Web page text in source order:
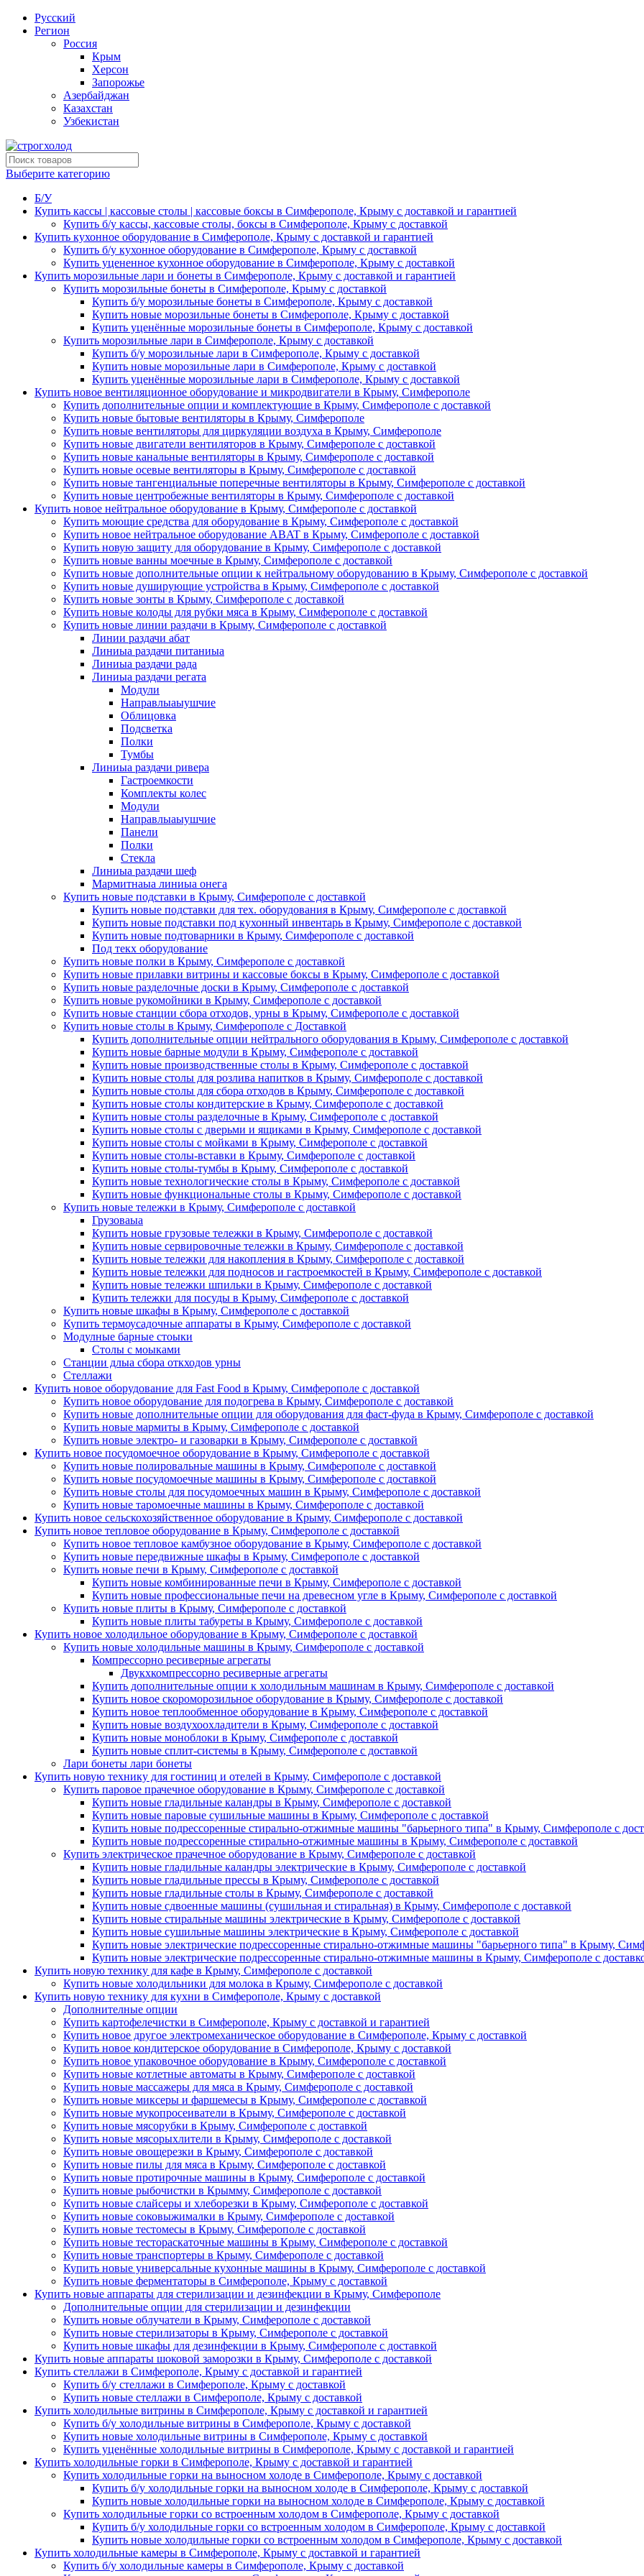
Русский
Регион
Россия
Крым
Херсон
Запорожье
Азербайджан
Казахстан
Узбекистан
Выберите категорию
Б/У
Купить кассы | кассовые столы | кассовые боксы в Симферополе, Крыму с доставкой и гарантией
Купить б/у кассы, кассовые столы, боксы в Симферополе, Крыму с доставкой
Купить кухонное оборудование в Симферополе, Крыму с доставкой и гарантией
Купить б/у кухонное оборудование в Симферополе, Крыму с доставкой
Купить уцененное кухонное оборудование в Симферополе, Крыму с доставкой
Купить морозильные лари и бонеты в Симферополе, Крыму с доставкой и гарантией
Купить морозильные бонеты в Симферополе, Крыму с доставкой
Купить б/у морозильные бонеты в Симферополе, Крыму с доставкой
Купить новые морозильные бонеты в Симферополе, Крыму с доставкой
Купить уценённые морозильные бонеты в Симферополе, Крыму с доставкой
Купить морозильные лари в Симферополе, Крыму с доставкой
Купить б/у морозильные лари в Симферополе, Крыму с доставкой
Купить новые морозильные лари в Симферополе, Крыму с доставкой
Купить уценённые морозильные лари в Симферополе, Крыму с доставкой
Купить новое вентиляционное оборудование и микродвигатели в Крыму, Симферополе
Купить дополнительные опции и комплектующие в Крыму, Симферополе с доставкой
Купить новые бытовые вентиляторы в Крыму, Симферополе
Купить новые вентиляторы для циркуляции воздуха в Крыму, Симферополе
Купить новые двигатели вентиляторов в Крыму, Симферополе с доставкой
Купить новые канальные вентиляторы в Крыму, Симферополе с доставкой
Купить новые осевые вентиляторы в Крыму, Симферополе с доставкой
Купить новые тангенциальные поперечные вентиляторы в Крыму, Симферополе с доставкой
Купить новые центробежные вентиляторы в Крыму, Симферополе с доставкой
Купить новое нейтральное оборудование в Крыму, Симферополе с доставкой
Купить моющие средства для оборудование в Крыму, Симферополе с доставкой
Купить новое нейтральное оборудование ABAT в Крыму, Симферополе с доставкой
Купить новую защиту для оборудование в Крыму, Симферополе с доставкой
Купить новые ванны моечные в Крыму, Симферополе с доставкой
Купить новые дополнительные опции к нейтральному оборудованию в Крыму, Симферополе с доставкой
Купить новые душирующие устройства в Крыму, Симферополе с доставкой
Купить новые зонты в Крыму, Симферополе с доставкой
Купить новые колоды для рубки мяса в Крыму, Симферополе с доставкой
Купить новые линии раздачи в Крыму, Симферополе с доставкой
Линии раздачи абат
Линиыа раздачи питаниыа
Линиыа раздачи рада
Линиыа раздачи регата
Модули
Направлыаыушчие
Облицовка
Подсветка
Полки
Тумбы
Линиыа раздачи ривера
Гастроемкости
Комплекты колес
Модули
Направлыаыушчие
Панели
Полки
Стекла
Линиыа раздачи шеф
Мармитнаыа линиыа онега
Купить новые подставки в Крыму, Симферополе с доставкой
Купить новые подставки для тех. оборудования в Крыму, Симферополе с доставкой
Купить новые подставки под кухонный инвентарь в Крыму, Симферополе с доставкой
Купить новые подтоварники в Крыму, Симферополе с доставкой
Под текх оборудование
Купить новые полки в Крыму, Симферополе с доставкой
Купить новые прилавки витрины и кассовые боксы в Крыму, Симферополе с доставкой
Купить новые разделочные доски в Крыму, Симферополе с доставкой
Купить новые рукомойники в Крыму, Симферополе с доставкой
Купить новые станции сбора отходов, урны в Крыму, Симферополе с доставкой
Купить новые столы в Крыму, Симферополе с Доставкой
Купить дополнительные опции нейтрального оборудования в Крыму, Симферополе с доставкой
Купить новые барные модули в Крыму, Симферополе с доставкой
Купить новые производственные столы в Крыму, Симферополе с доставкой
Купить новые столы для розлива напитков в Крыму, Симферополе с доставкой
Купить новые столы для сбора отходов в Крыму, Симферополе с доставкой
Купить новые столы кондитерские в Крыму, Симферополе с доставкой
Купить новые столы разделочные в Крыму, Симферополе с доставкой
Купить новые столы с дверьми и ящиками в Крыму, Симферополе с доставкой
Купить новые столы с мойками в Крыму, Симферополе с доставкой
Купить новые столы-вставки в Крыму, Симферополе с доставкой
Купить новые столы-тумбы в Крыму, Симферополе с доставкой
Купить новые технологические столы в Крыму, Симферополе с доставкой
Купить новые функциональные столы в Крыму, Симферополе с доставкой
Купить новые тележки в Крыму, Симферополе с доставкой
Грузоваыа
Купить новые грузовые тележки в Крыму, Симферополе с доставкой
Купить новые сервировочные тележки в Крыму, Симферополе с доставкой
Купить новые тележки для накопления в Крыму, Симферополе с доставкой
Купить новые тележки для подносов и гастроемкостей в Крыму, Симферополе с доставкой
Купить новые тележки шпильки в Крыму, Симферополе с доставкой
Купить тележки для посуды в Крыму, Симферополе с доставкой
Купить новые шкафы в Крыму, Симферополе с доставкой
Купить термоусадочные аппараты в Крыму, Симферополе с доставкой
Модулные барные стоыки
Столы с моыками
Станции длыа сбора откходов урны
Стеллажи
Купить новое оборудование для Fast Food в Крыму, Симферополе с доставкой
Купить новое оборудование для подогрева в Крыму, Симферополе с доставкой
Купить новые дополнительные опции для оборудования для фаст-фуда в Крыму, Симферополе с доставкой
Купить новые мармиты в Крыму, Симферополе с доставкой
Купить новые электро- и газоварки в Крыму, Симферополе с доставкой
Купить новое посудомоечное оборудование в Крыму, Симферополе с доставкой
Купить новые полировальные машины в Крыму, Симферополе с доставкой
Купить новые посудомоечные машины в Крыму, Симферополе с доставкой
Купить новые столы для посудомоечных машин в Крыму, Симферополе с доставкой
Купить новые таромоечные машины в Крыму, Симферополе с доставкой
Купить новое сельскохозяйственное оборудование в Крыму, Симферополе с доставкой
Купить новое тепловое оборудование в Крыму, Симферополе с доставкой
Купить новое тепловое камбузное оборудование в Крыму, Симферополе с доставкой
Купить новые передвижные шкафы в Крыму, Симферополе с доставкой
Купить новые печи в Крыму, Симферополе с доставкой
Купить новые комбинированные печи в Крыму, Симферополе с доставкой
Купить новые профессиональные печи на древесном угле в Крыму, Симферополе с доставкой
Купить новые плиты в Крыму, Симферополе с доставкой
Купить новые плиты табуреты в Крыму, Симферополе с доставкой
Купить новое холодильное оборудование в Крыму, Симферополе с доставкой
Купить новые холодильные машины в Крыму, Симферополе с доставкой
Компрессорно ресиверные агрегаты
Двукхкомпрессорно ресиверные агрегаты
Купить дополнительные опции к холодильным машинам в Крыму, Симферополе с доставкой
Купить новое скороморозильное оборудование в Крыму, Симферополе с доставкой
Купить новое теплообменное оборудование в Крыму, Симферополе с доставкой
Купить новые воздухоохладители в Крыму, Симферополе с доставкой
Купить новые моноблоки в Крыму, Симферополе с доставкой
Купить новые сплит-системы в Крыму, Симферополе с доставкой
Лари бонеты лари бонеты
Купить новую технику для гостиниц и отелей в Крыму, Симферополе с доставкой
Купить паровое прачечное оборудование в Крыму, Симферополе с доставкой
Купить новые гладильные каландры в Крыму, Симферополе с доставкой
Купить новые паровые сушильные машины в Крыму, Симферополе с доставкой
Купить новые подрессоренные стирально-отжимные машины "барьерного типа" в Крыму, Симферополе с
Купить новые подрессоренные стирально-отжимные машины в Крыму, Симферополе с доставкой
Купить электрическое прачечное оборудование в Крыму, Симферополе с доставкой
Купить новые гладильные каландры электрические в Крыму, Симферополе с доставкой
Купить новые гладильные прессы в Крыму, Симферополе с доставкой
Купить новые гладильные столы в Крыму, Симферополе с доставкой
Купить новые сдвоенные машины (сушильная и стиральная) в Крыму, Симферополе с доставкой
Купить новые стиральные машины электрические в Крыму, Симферополе с доставкой
Купить новые сушильные машины электрические в Крыму, Симферополе с доставкой
Купить новые электрические подрессоренные стирально-отжимные машины "барьерного типа" в Крыму,
Купить новые электрические подрессоренные стирально-отжимные машины в Крыму, Симферополе с
Купить новую технику для кафе в Крыму, Симферополе с доставкой
Купить новые холодильники для молока в Крыму, Симферополе с доставкой
Купить новую технику для кухни в Симферополе, Крыму с доставкой
Дополнителные опции
Купить картофелечистки в Симферополе, Крыму с доставкой и гарантией
Купить новое другое электромеханическое оборудование в Симферополе, Крыму с доставкой
Купить новое кондитерское оборудование в Симферополе, Крыму с доставкой
Купить новое упаковочное оборудование в Крыму, Симферополе с доставкой
Купить новые котлетные автоматы в Крыму, Симферополе с доставкой
Купить новые массажеры для мяса в Крыму, Симферополе с доставкой
Купить новые миксеры и фаршемесы в Крыму, Симферополе с доставкой
Купить новые мукопросеиватели в Крыму, Симферополе с доставкой
Купить новые мясорубки в Крыму, Симферополе с доставкой
Купить новые мясорыхлители в Крыму, Симферополе с доставкой
Купить новые овощерезки в Крыму, Симферополе с доставкой
Купить новые пилы для мяса в Крыму, Симферополе с доставкой
Купить новые протирочные машины в Крыму, Симферополе с доставкой
Купить новые рыбочистки в Крымму, Симферополе с доставкой
Купить новые слайсеры и хлеборезки в Крыму, Симферополе с доставкой
Купить новые соковыжималки в Крыму, Симферополе с доставкой
Купить новые тестомесы в Крыму, Симферополе с доставкой
Купить новые тестораскаточные машины в Крыму, Симферополе с доставкой
Купить новые транспортеры в Крыму, Симферополе с доставкой
Купить новые универсальные кухонные машины в Крыму, Симферополе с доставкой
Купить новые ферментаторы в Симферополе, Крыму с доставкой
Купить новые аппараты для стерилизации и дезинфекции в Крыму, Симферополе
Дополнительные опции для стерилизации и дезинфекции
Купить новые облучатели в Крыму, Симферополе с доставкой
Купить новые стерилизаторы в Крыму, Симферополе с доставкой
Купить новые шкафы для дезинфекции в Крыму, Симферополе с доставкой
Купить новые аппараты шоковой заморозки в Крыму, Симферополе с доставкой
Купить стеллажи в Симферополе, Крыму с доставкой и гарантией
Купить б/у стеллажи в Симферополе, Крыму с доставкой
Купить новые стеллажи в Симферополе, Крыму с доставкой
Купить холодильные витрины в Симферополе, Крыму с доставкой и гарантией
Купить б/у холодильные витрины в Симферополе, Крыму с доставкой
Купить новые холодильные витрины в Симферополе, Крыму с доставкой
Купить уценённые холодильные витрины в Симферополе, Крыму с доставкой и гарантией
Купить холодильные горки в Симферополе, Крыму с доставкой и гарантией
Купить холодильные горки на выносном холоде в Симферополе, Крыму с доставкой
Купить б/у холодильные горки на выносном холоде в Симферополе, Крыму с доставкой
Купить новые холодильные горки на выносном холоде в Симферополе, Крыму с доставкой
Купить холодильные горки со встроенным холодом в Симферополе, Крыму с доставкой
Купить б/у холодильные горки со встроенным холодом в Симферополе, Крыму с доставкой
Купить новые холодильные горки со встроенным холодом в Симферополе, Крыму с доставкой
Купить холодильные камеры в Симферополе, Крыму с доставкой и гарантией
Купить б/у холодильные камеры в Симферополе, Крыму с доставкой